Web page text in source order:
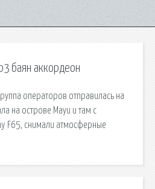
баян аккордеон
операторов отправилась на
на острове Мауи и там с
F65, снимали атмосферные